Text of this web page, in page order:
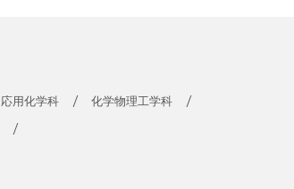
応用化学科 化学物理工学科